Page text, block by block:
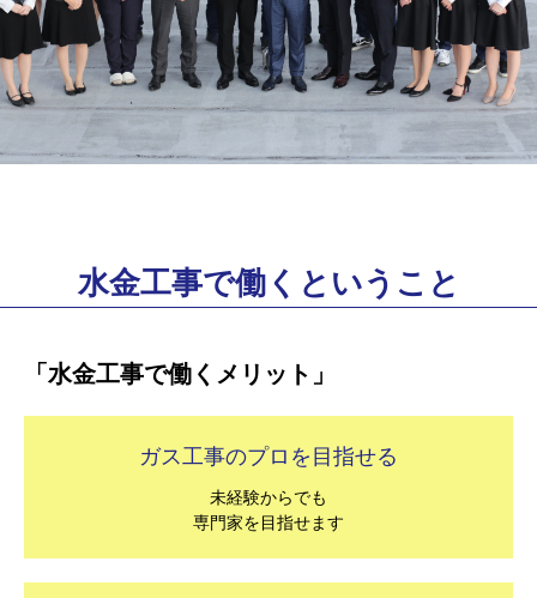
水金工事で働くということ
「水金工事で働くメリット」
ガス工事のプロを目指せる
未経験からでも
専門家を目指せます